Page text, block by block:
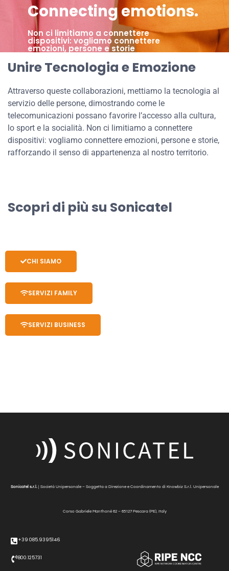
Connecting emotions.
Non ci limitiamo a connettere
dispositivi: vogliamo connettere
emozioni, persone e storie
Unire Tecnologia e Emozione
Attraverso queste collaborazioni, mettiamo la tecnologia al
servizio delle persone, dimostrando come le
telecomunicazioni possano favorire l’accesso alla cultura,
lo sport e la socialità. Non ci limitiamo a connettere
dispositivi: vogliamo connettere emozioni, persone e storie,
rafforzando il senso di appartenenza al nostro territorio.
Scopri di più su Sonicatel
CHI SIAMO
SERVIZI FAMILY
SERVIZI BUSINESS
Sonicatel s.r.l.| Società Unipersonale – Soggetta a Direzione e Coordinamento di Knowbiz S.r.l. Unipersonale
Corso Gabriele Manthonè62 – 65127 Pescara (PE), Italy
+39 085.9395146
800.125731